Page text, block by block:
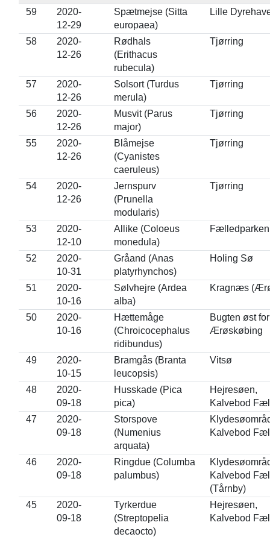
59
2020-
12-29
Spætmejse (Sitta
europaea)
Lille
58
2020-
12-26
Rødhals
(Erithacus
rubecula)
Tjørring
57
2020-
12-26
Solsort (Turdus
merula)
Tjørring
56
2020-
12-26
Musvit (Parus
major)
Tjørring
55
2020-
12-26
Blåmejse
(Cyanistes
caeruleus)
Tjørring
54
2020-
12-26
Jernspurv
(Prunella
modularis)
Tjørring
53
2020-
12-10
Allike (Coloeus
monedula)
Fælledparken
52
2020-
10-31
Gråand (Anas
platyrhynchos)
Holing Sø
51
2020-
10-16
Sølvhejre (Ardea
alba)
Kragnæs
50
2020-
10-16
Hættemåge
(Chroicocephalus
ridibundus)
Bugten øst for
Ærøskøbing
49
2020-
10-15
Bramgås (Branta
leucopsis)
Vitsø
48
2020-
09-18
Husskade (Pica
pica)
Hejresøen,
Kalvebod
47
2020-
09-18
Storspove
(Numenius
arquata)
Kalvebod
46
2020-
09-18
Ringdue (Columba
palumbus)
Kalvebod
(Tårnby)
45
2020-
09-18
Tyrkerdue
(Streptopelia
decaocto)
Hejresøen,
Kalvebod